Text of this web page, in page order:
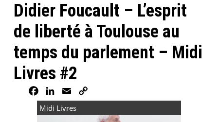
Didier Foucault – L’esprit
de liberté à Toulouse au
temps du parlement – Midi
Livres #2
FacebookLinkedIn
Email
Link